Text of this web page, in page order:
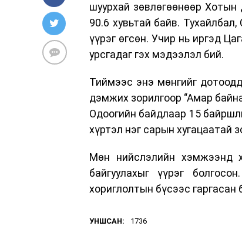
шуурхай зөвлөгөөнөөр Хотын
90.6 хувьтай байв.
үүрэг өгсөн. Учир нь иргэд
урсгадаг гэх мэдээлэл бий.
Тиймээс энэ мөнгийг
дэмжих зорилгоор “Амар
Одоогийн байдлаар 15
хүртэл нэг сарын хугацаатай
Мөн нийслэлийн хэмжээнд
байгуулахыг үүрэг
хориглолтын бүсээс гаргасан
УНШСАН: 1736